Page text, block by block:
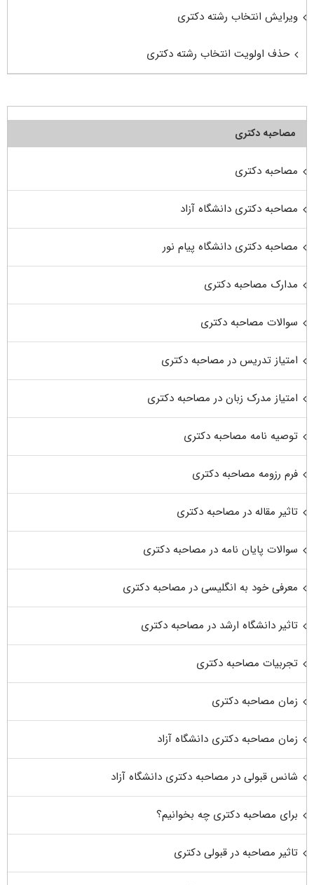
ویرایش انتخاب رشته دکتری
حذف اولویت انتخاب رشته دکتری
مصاحبه دکتری
مصاحبه دکتری
مصاحبه دکتری دانشگاه آزاد
مصاحبه دکتری دانشگاه پیام نور
مدارک مصاحبه دکتری
سوالات مصاحبه دکتری
امتیاز تدریس در مصاحبه دکتری
امتیاز مدرک زبان در مصاحبه دکتری
توصیه نامه مصاحبه دکتری
فرم رزومه مصاحبه دکتری
تاثیر مقاله در مصاحبه دکتری
سوالات پایان نامه در مصاحبه دکتری
معرفی خود به انگلیسی در مصاحبه دکتری
تاثیر دانشگاه ارشد در مصاحبه دکتری
تجربیات مصاحبه دکتری
زمان مصاحبه دکتری
زمان مصاحبه دکتری دانشگاه آزاد
شانس قبولی در مصاحبه دکتری دانشگاه آزاد
برای مصاحبه دکتری چه بخوانیم؟
تاثیر مصاحبه در قبولی دکتری